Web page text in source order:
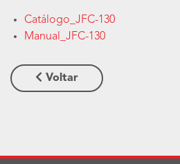
Catálogo_JFC-130
Manual_JFC-130
Voltar